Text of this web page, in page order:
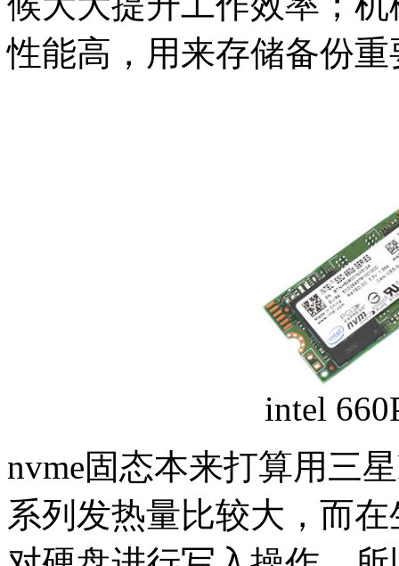
性能高，用来存储备份
intel
nvme固态本来打算用三
系列发热量比较大，而